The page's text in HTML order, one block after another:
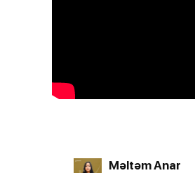
Məltəm Anar